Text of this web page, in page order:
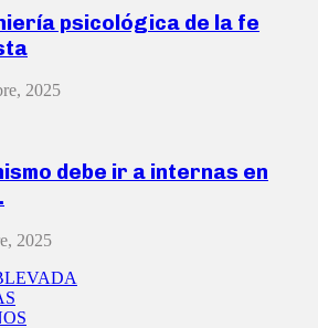
psicológica de la fe
2025
debe ir a internas en
2025